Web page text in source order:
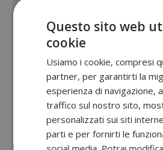
Questo sito web
cookie
Usiamo i cookie, compresi
partner, per garantirti la
esperienza di navigazione,
traffico sul nostro sito,
personalizzati sui siti
parti e per fornirti le